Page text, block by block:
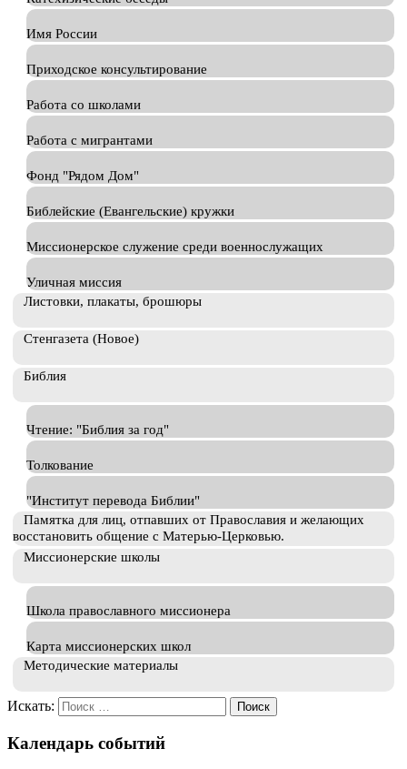
Имя России
Приходское консультирование
Работа со школами
Работа с мигрантами
Фонд "Рядом Дом"
Библейские (Евангельские) кружки
Миссионерское служение среди военнослужащих
Уличная миссия
Листовки, плакаты, брошюры
Стенгазета (Новое)
Библия
Чтение: "Библия за год"
Толкование
"Институт перевода Библии"
Памятка для лиц, отпавших от Православия и желающих
восстановить общение с Матерью-Церковью.
Миссионерские школы
Школа православного миссионера
Карта миссионерских школ
Методические материалы
Искать:
Календарь событий